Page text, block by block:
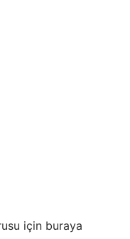
için buraya